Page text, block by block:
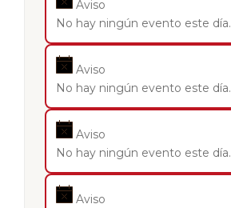
Aviso
No hay ningún evento este día.
Aviso
No hay ningún evento este día.
Aviso
No hay ningún evento este día.
Aviso